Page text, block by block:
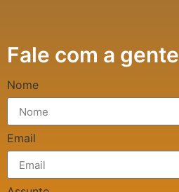
Fale com a gente
Nome
Email